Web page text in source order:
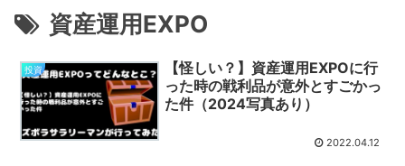
資産運用EXPO
投資
【怪しい？】資産運用EXPOに行
った時の戦利品が意外とすごかっ
た件（2024写真あり）
2022.04.12